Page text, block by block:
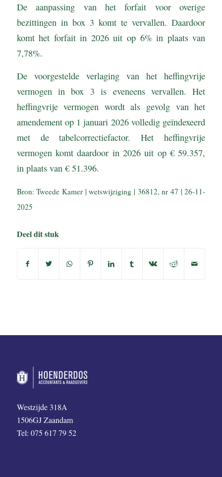
De aanpassing van het forfait voor overige
bezittingen in box 3 komt te vervallen. Daardoor
komt het forfait in 2026 uit op 6% in plaats van
7,78%.
De voorgestelde verlaging van het heffingvrije
vermogen in box 3 is eveneens vervallen. Het
heffingvrije vermogen wordt als gevolg van het
amendement op 1 januari 2026 volledig geïndexeerd
met de tabelcorrectiefactor. Het heffingvrije
vermogen komt daardoor in 2026 uit op € 59.357,
in plaats van € 51.396.
Bron: Tweede Kamer | wetswijziging | 36812, nr 47 | 26-11-
2025
Deel dit stuk
Westzijde 318A
1506GJ Zaandam
Tel: 075 617 79 52